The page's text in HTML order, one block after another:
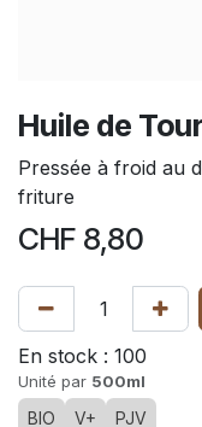
Huile de
Pressée à froid au
friture
CHF 8,80
En stock : 100
Unité par 500ml
BIO V+ PJV